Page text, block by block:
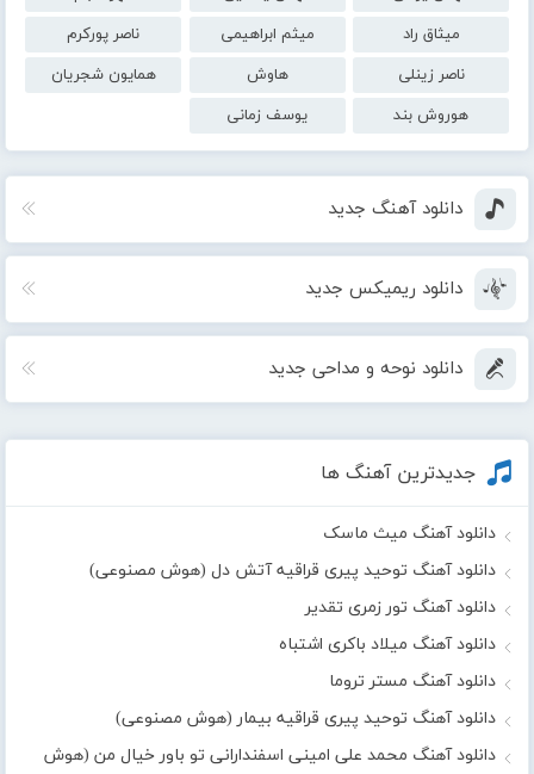
میثاق راد
میثم ابراهیمی
ناصر پورکرم
ناصر زینلی
هاوش
همایون شجریان
هوروش بند
یوسف زمانی
دانلود آهنگ جدید
دانلود ریمیکس جدید
دانلود نوحه و مداحی جدید
جدیدترین آهنگ ها
دانلود آهنگ میث ماسک
دانلود آهنگ توحید پیری قراقیه آتش دل (هوش مصنوعی)
دانلود آهنگ تور زمری تقدیر
دانلود آهنگ میلاد باکری اشتباه
دانلود آهنگ مستر تروما
دانلود آهنگ توحید پیری قراقیه بیمار (هوش مصنوعی)
دانلود آهنگ محمد علی امینی اسفندارانی تو باور خیال من (هوش